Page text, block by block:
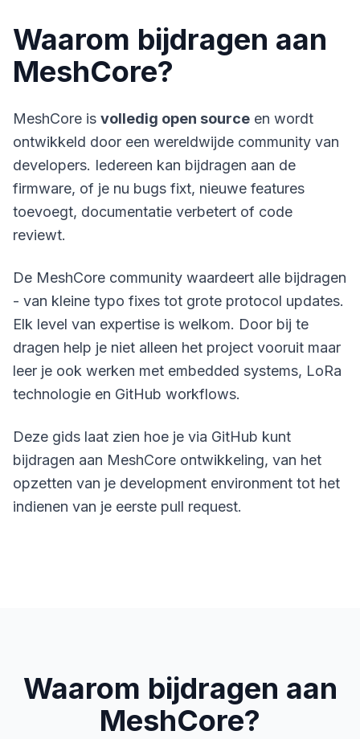
Waarom bijdragen aan
MeshCore?
MeshCore is volledig open source en wordt
ontwikkeld door een wereldwijde community van
developers. Iedereen kan bijdragen aan de
firmware, of je nu bugs fixt, nieuwe features
toevoegt, documentatie verbetert of code
reviewt.
De MeshCore community waardeert alle bijdragen
- van kleine typo fixes tot grote protocol updates.
Elk level van expertise is welkom. Door bij te
dragen help je niet alleen het project vooruit maar
leer je ook werken met embedded systems, LoRa
technologie en GitHub workflows.
Deze gids laat zien hoe je via GitHub kunt
bijdragen aan MeshCore ontwikkeling, van het
opzetten van je development environment tot het
indienen van je eerste pull request.
Waarom bijdragen aan
MeshCore?